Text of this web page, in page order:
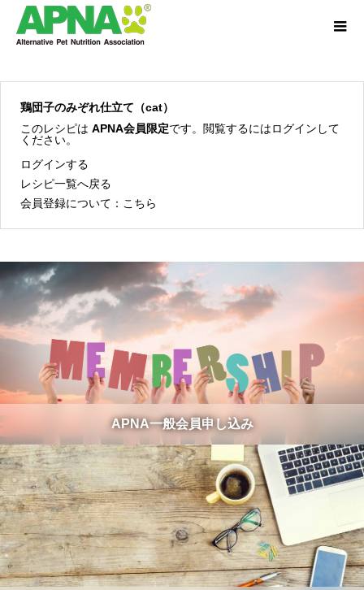
鶏団子のみぞれ仕立て（cat）
このレシピは APNA会員限定です。閲覧するにはログインして
ください。
ログインする
レシピ一覧へ戻る
会員登録について： こちら
APNA一般会員申し込み